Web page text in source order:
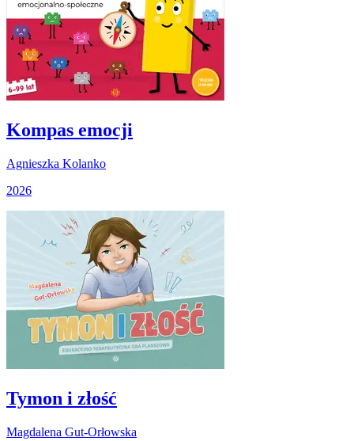
Kompas emocji
Agnieszka Kolanko
2026
Tymon i złość
Magdalena Gut-Orłowska